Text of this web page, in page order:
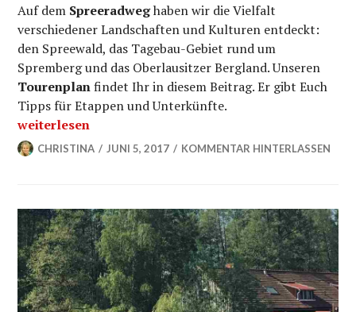
Auf dem Spreeradweghaben wir die Vielfalt
verschiedener Landschaften und Kulturen entdeckt:
den Spreewald, das Tagebau-Gebiet rund um
Spremberg und das Oberlausitzer Bergland. Unseren
Tourenplanfindet Ihr in diesem Beitrag. Er gibt Euch
Tipps für Etappen und Unterkünfte.
„Spreeradweg: unsere Tour in sechs Etappen“
weiterlesen
CHRISTINA JUNI 5, 2017 KOMMENTAR HINTERLASSEN